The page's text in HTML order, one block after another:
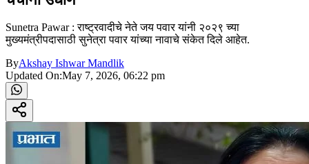
Sunetra Pawar : राष्ट्रवादीचे नेते जय पवार यांनी २०२९ च्या
मुख्यमंत्रीपदासाठी सुनेत्रा पवार यांच्या नावाचे संकेत दिले आहेत.
ByAkshay Ishwar Mandlik
Updated On:May 7, 2026, 06:22 pm